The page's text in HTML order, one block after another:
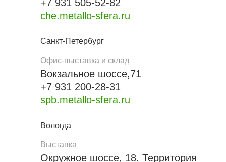
+7 931 505-52-82
che.metallo-sfera.ru
Санкт-Петербург
Офис-выставка и склад
Вокзальное шоссе,71
+7 931 200-28-31
spb.metallo-sfera.ru
Вологда
Выставка
Окружное шоссе, 18. Территория